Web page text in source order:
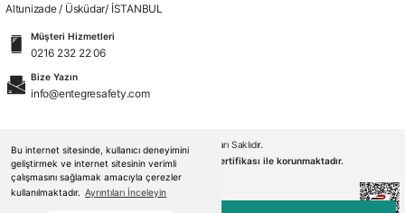
Bu internet sitesinde, kullanıcı deneyimini
geliştirmek ve internet sitesinin verimli
çalışmasını sağlamak amacıyla çerezler
kullanılmaktadır. Ayrıntıları İnceleyin
Altunizade / Üsküdar/ İSTANBUL
Müşteri Hizmetleri
0216 232 22 06
Bize Yazın
info@entegresafety.com
© 2026. Tüm Hakları Saklıdır.
Kredi kartı bilgileriniz 256bit SSL sertifikası ile korunmaktadır.